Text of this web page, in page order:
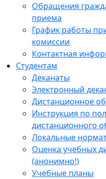
Обращения
приема
График работы
комиссии
Контактная
Студентам
Деканаты
Электронный
Дистанционное
Инструкция по
дистанционного
Локальные
Оценка учебных
(анонимно!)
Учебные планы